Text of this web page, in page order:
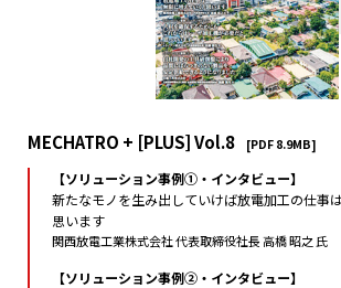
MECHATRO + [PLUS] Vol.8 [PDF 8.9MB]
【ソリューション事例①・インタビュー】
新たなモノを生み出していけば放電加工の仕事
思います
関西放電工業株式会社 代表取締役社長 高橋 昭之 氏
【ソリューション事例②・インタビュー】